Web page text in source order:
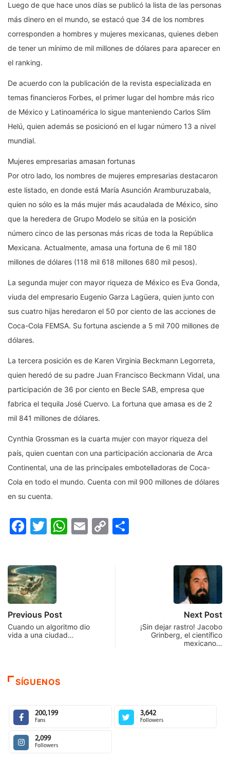
Luego de que hace unos días se publicó la lista de las personas
más dinero en el mundo, se estacó que 34 de los nombres
corresponden a hombres y mujeres mexicanas, quienes deben
de tener un mínimo de mil millones de dólares para aparecer en
el ranking.
De acuerdo con la publicación de la revista especializada en
temas financieros Forbes, el primer lugar del hombre más rico
de México y Latinoamérica lo sigue manteniendo Carlos Slim
Helú, quien además se posicionó en el lugar número 13 a nivel
mundial.
Mujeres empresarias amasan fortunas
Por otro lado, los nombres de mujeres empresarias destacaron
este listado, en donde está María Asunción Aramburuzabala,
quien no sólo es la más mujer más acaudalada de México, sino
que la heredera de Grupo Modelo se sitúa en la posición
número cinco de las personas más ricas de toda la República
Mexicana. Actualmente, amasa una fortuna de 6 mil 180
millones de dólares (118 mil 618 millones 680 mil pesos).
La segunda mujer con mayor riqueza de México es Eva Gonda,
viuda del empresario Eugenio Garza Lagüera, quien junto con
sus cuatro hijas heredaron el 50 por ciento de las acciones de
Coca-Cola FEMSA. Su fortuna asciende a 5 mil 700 millones de
dólares.
La tercera posición es de Karen Virginia Beckmann Legorreta,
quien heredó de su padre Juan Francisco Beckmann Vidal, una
participación de 36 por ciento en Becle SAB, empresa que
fabrica el tequila José Cuervo. La fortuna que amasa es de 2
mil 841 millones de dólares.
Cynthia Grossman es la cuarta mujer con mayor riqueza del
país, quien cuentan con una participación accionaria de Arca
Continental, una de las principales embotelladoras de Coca-
Cola en todo el mundo. Cuenta con mil 900 millones de dólares
en su cuenta.
Facebook
Twitter
WhatsApp
Email
Copy
Previous Post
Cuando un algoritmo dio
vida a una ciudad…
Next Post
¡Sin dejar rastro! Jacobo
Grinberg, el científico
mexicano…
SÍGUENOS
200,199
Fans
3,642
Followers
2,099
Followers